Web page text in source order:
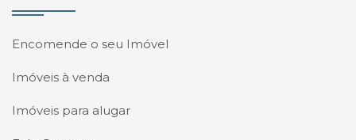
Encomende o seu Imóvel
Imóveis à venda
Imóveis para alugar